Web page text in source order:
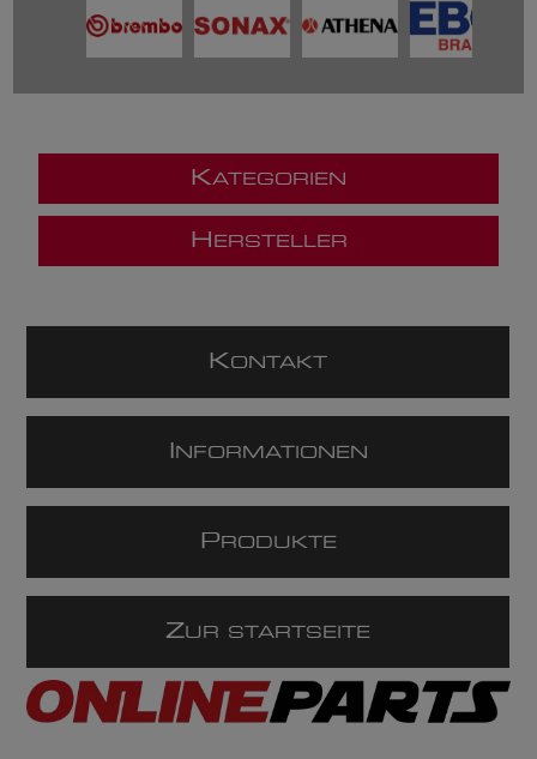
KATEGORIEN
H ERSTELLER
KONTAKT
NFORMATIONEN
P RODUKTE
ZUR STARTSEITE